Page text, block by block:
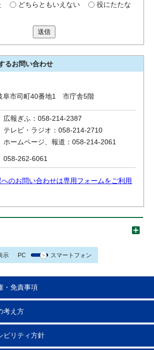
どちらともいえない
役にたたな
送信
るお問い合わせ
市司町40番地1 市庁舎5階
広報ぎふ：058-214-2387
テレビ・ラジオ：058-214-2710
ホームページ、報道：058-214-2061
058-262-6061
のお問い合わせは専用フォームをご利用
示 PC スマートフォン
・免責事項
考え方
ビリティ方針